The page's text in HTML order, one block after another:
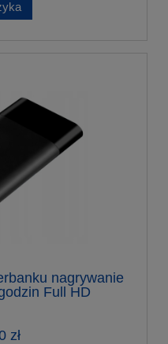
nagrywanie
Full HD
zł